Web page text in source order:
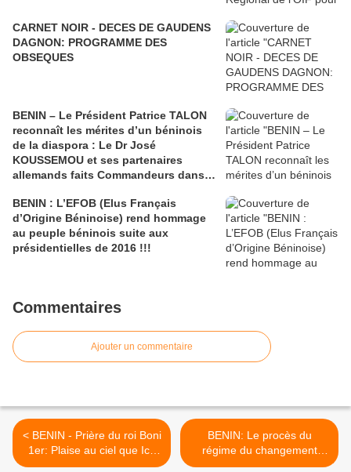
CARNET NOIR - DECES DE GAUDENS
DAGNON: PROGRAMME DES
OBSEQUES
BENIN – Le Président Patrice TALON
reconnaît les mérites d’un béninois
de la diaspora : Le Dr José
KOUSSEMOU et ses partenaires
allemands faits Commandeurs dans
BENIN : L’EFOB (Elus Français
d’Origine Béninoise) rend hommage
au peuple béninois suite aux
présidentielles de 2016 !!!
Commentaires
Ajouter un commentaire
< BENIN - Prière du roi Boni
1er: Plaise au ciel que Icc
emporte aussi
BENIN: Le procès du
régime du changement
s’exporte en France >